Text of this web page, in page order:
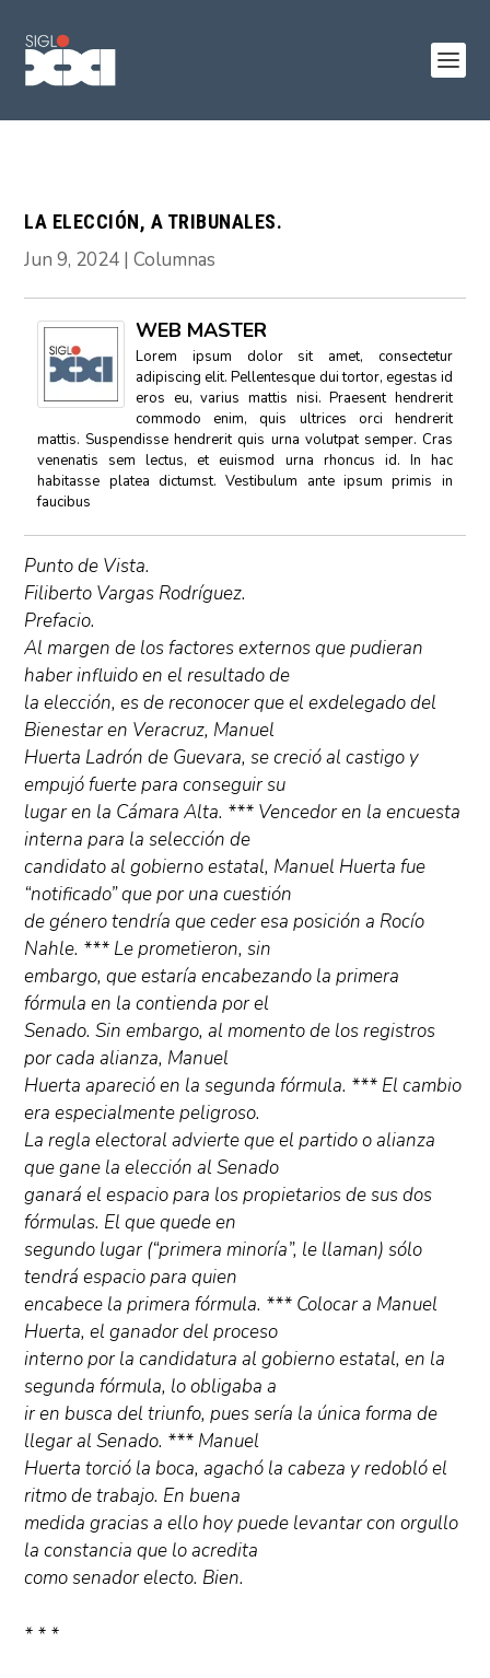
LA ELECCIÓN, A TRIBUNALES.
Jun 9, 2024 |Columnas
WEB MASTER
Lorem ipsum dolor sit amet, consectetur
adipiscing elit. Pellentesque dui tortor, egestas id
eros eu, varius mattis nisi. Praesent hendrerit
commodo enim, quis ultrices orci hendrerit
mattis. Suspendisse hendrerit quis urna volutpat semper. Cras
venenatis sem lectus, et euismod urna rhoncus id. In hac
habitasse platea dictumst. Vestibulum ante ipsum primis in
faucibus
Punto de Vista.
Filiberto Vargas Rodríguez.
Prefacio.
Al margen de los factores externos que pudieran
haber influido en el resultado de
la elección, es de reconocer que el exdelegado del
Bienestar en Veracruz, Manuel
Huerta Ladrón de Guevara, se creció al castigo y
empujó fuerte para conseguir su
lugar en la Cámara Alta. *** Vencedor en la encuesta
interna para la selección de
candidato al gobierno estatal, Manuel Huerta fue
“notificado” que por una cuestión
de género tendría que ceder esa posición a Rocío
Nahle. *** Le prometieron, sin
embargo, que estaría encabezando la primera
fórmula en la contienda por el
Senado. Sin embargo, al momento de los registros
por cada alianza, Manuel
Huerta apareció en la segunda fórmula. *** El cambio
era especialmente peligroso.
La regla electoral advierte que el partido o alianza
que gane la elección al Senado
ganará el espacio para los propietarios de sus dos
fórmulas. El que quede en
segundo lugar (“primera minoría”, le llaman) sólo
tendrá espacio para quien
encabece la primera fórmula. *** Colocar a Manuel
Huerta, el ganador del proceso
interno por la candidatura al gobierno estatal, en la
segunda fórmula, lo obligaba a
ir en busca del triunfo, pues sería la única forma de
llegar al Senado. *** Manuel
Huerta torció la boca, agachó la cabeza y redobló el
ritmo de trabajo. En buena
medida gracias a ello hoy puede levantar con orgullo
la constancia que lo acredita
como senador electo. Bien.
* * *